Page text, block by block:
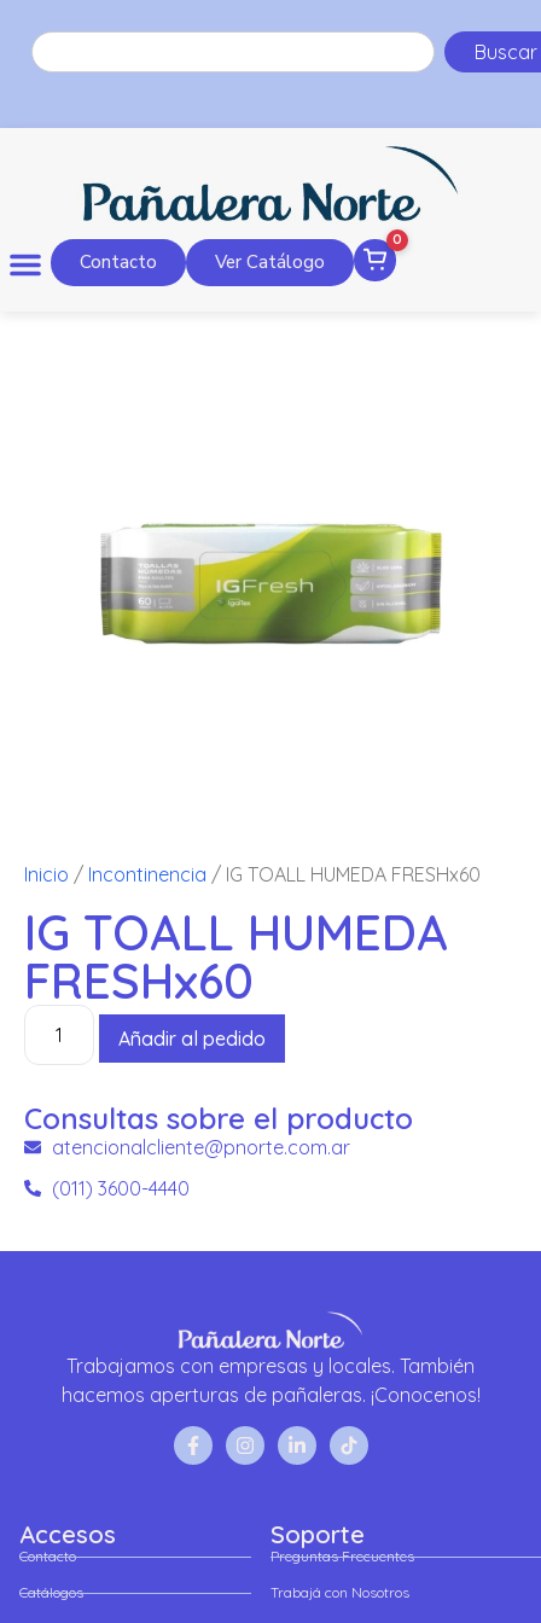
Buscar
Contacto Ver Catálogo
0
Inicio / Incontinencia / IG TOALL HUMEDA FRESHx60
IG TOALL HUMEDA
FRESHx60
Añadir al pedido
Consultas sobre el producto
atencionalcliente@pnorte.com.ar
(011) 3600-4440
Trabajamos con empresas y locales. También
hacemos aperturas de pañaleras. ¡Conocenos!
Accesos
Contacto
Catálogos
Soporte
Preguntas Frecuentes
Trabajá con Nosotros